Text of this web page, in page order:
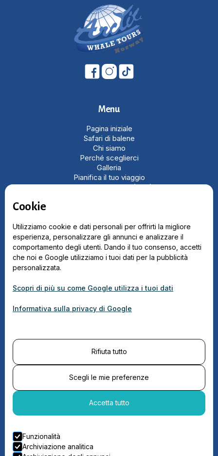
Cookie
Utilizziamo cookie e dati personali per offrirti la migliore
esperienza, personalizzare gli annunci e analizzare il
comportamento degli utenti. Dando il tuo consenso, accetti
che noi e Google utilizziamo i tuoi dati per la pubblicità
personalizzata.
Scopri di più su come Google utilizza i tuoi dati
Informativa sulla privacy di Google
Rifiuta tutto
Scegli le mie preferenze
Accetta tutto
Funzionalità
Archiviazione analitica
Menu
Pagina iniziale
Safari di balene
Chi siamo
Perché sceglierci
Galleria
Pianifica il tuo viaggio
Domande frequenti (FAQ)
Linee guida per l’avvistamento
delle balene
Contatti
Safari estivo di balene – Andenes
Contatti
info@arcticwhaletours.com
+47 48 15 10 97 (Andenes)
Hamnegata 75, 8480 Andenes, Norvegia